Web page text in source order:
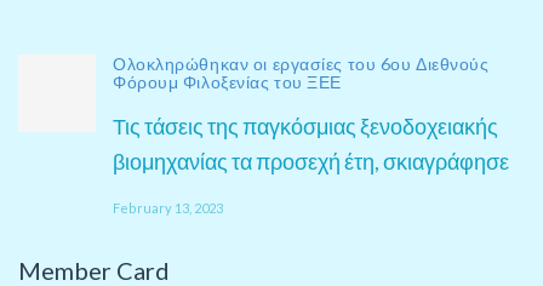
Ολοκληρώθηκαν οι εργασίες του 6ου Διεθνούς
Φόρουμ Φιλοξενίας του ΞΕΕ
Τις τάσεις της παγκόσμιας ξενοδοχειακής
βιομηχανίας τα προσεχή έτη, σκιαγράφησε
February 13, 2023
Member Card